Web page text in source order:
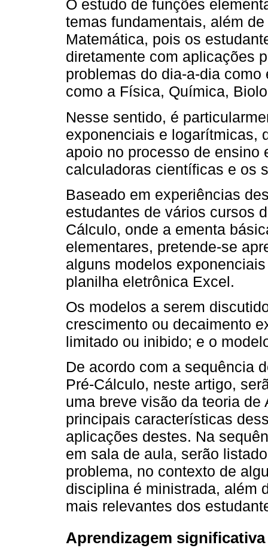
O estudo de funções
temas fundamentais, além
Matemática, pois os
diretamente com aplicações
problemas do dia-a-dia
como a Física, Química,
Nesse sentido, é
exponenciais e logarítmicas,
apoio no processo de ensino
calculadoras científicas e os
Baseado em experiências
estudantes de vários cursos
Cálculo, onde a ementa
elementares, pretende-se
alguns modelos
planilha eletrônica Excel.
Os modelos a serem
crescimento ou decaimento
limitado ou inibido; e o
De acordo com a sequência
Pré-Cálculo, neste artigo,
uma breve visão da teoria
principais características
aplicações destes. Na
em sala de aula, serão
problema, no contexto de
disciplina é ministrada, além
mais relevantes dos
Aprendizagem